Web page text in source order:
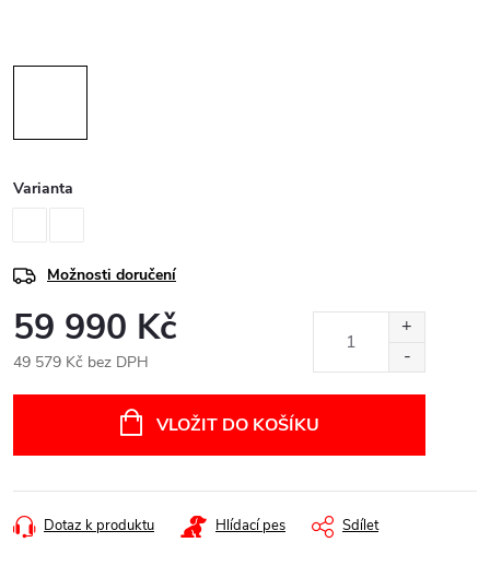
Varianta
Možnosti doručení
59 990 Kč
49 579 Kč bez DPH
VLOŽIT DO KOŠÍKU
Dotaz k produktu Hlídací pes Sdílet